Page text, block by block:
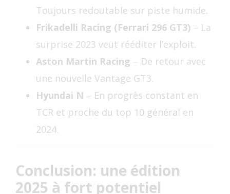
Toujours redoutable sur piste humide.
Frikadelli Racing (Ferrari 296 GT3) – La
surprise 2023 veut rééditer l’exploit.
Aston Martin Racing – De retour avec
une nouvelle Vantage GT3.
Hyundai N – En progrès constant en
TCR et proche du top 10 général en
2024.
Conclusion: une édition
2025 à fort potentiel